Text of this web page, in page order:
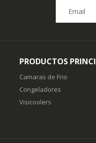
PRODUCTOS
Camaras de Frio
Congeladores
Visicoolers